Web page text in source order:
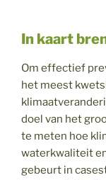
In kaart
Om effectief
het meest
doel van het
te meten hoe
waterkwaliteit
gebeurt in